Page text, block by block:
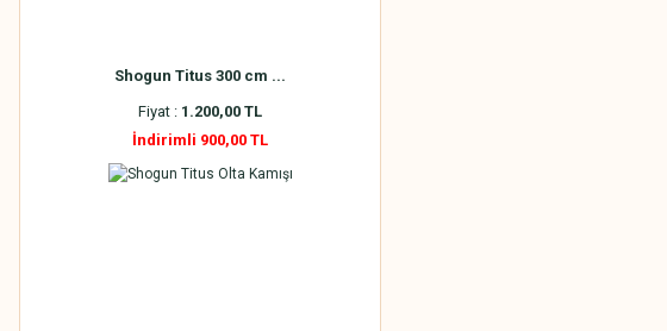
Shogun Titus 300 cm ...
Fiyat : 1.200,00 TL
İndirimli 900,00 TL